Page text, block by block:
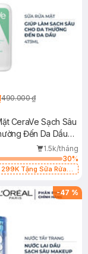
490.000 ₫
CeraVe Sạch Sâu
Đến Da Dầu
1.5k/tháng
30%
Tặng Sữa Rửa
-47 %